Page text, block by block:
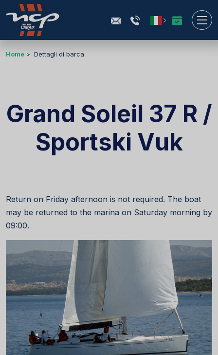
Home Dettagli di barca
Grand Soleil 37 R /
Sportski Vuk
Return on Friday afternoon is not required. The boat
may be returned to the marina on Saturday morning by
09:00.